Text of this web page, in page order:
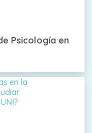
Psicología en